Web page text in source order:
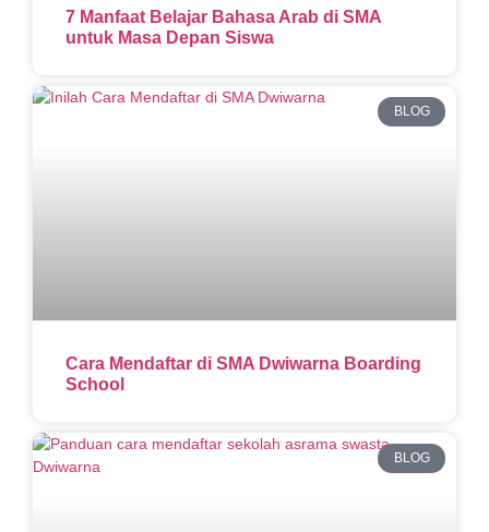
7 Manfaat Belajar Bahasa Arab di SMA
untuk Masa Depan Siswa
BLOG
Cara Mendaftar di SMA Dwiwarna Boarding
School
BLOG